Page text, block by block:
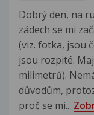
Dobrý den, na
zádech se mi
(viz. fotka, jsou
jsou rozpité.
milimetrů).
důvodům,
proč se mi...